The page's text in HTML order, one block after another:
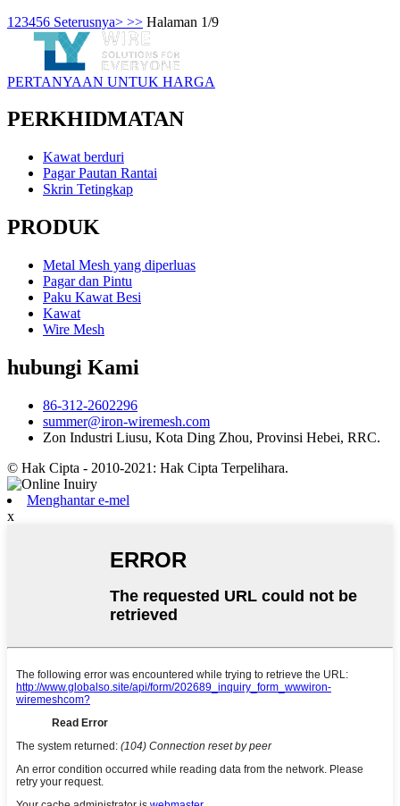
1 23456 Seterusnya> >> Halaman 1/9
PERTANYAAN UNTUK HARGA
PERKHIDMATAN
Kawat berduri
Pagar Pautan Rantai
Skrin Tetingkap
PRODUK
Metal Mesh yang diperluas
Pagar dan Pintu
Paku Kawat Besi
Kawat
Wire Mesh
hubungi Kami
86-312-2602296
summer@iron-wiremesh.com
Zon Industri Liusu, Kota Ding Zhou, Provinsi Hebei, RRC.
© Hak Cipta - 2010-2021: Hak Cipta Terpelihara.
Menghantar e-mel
x